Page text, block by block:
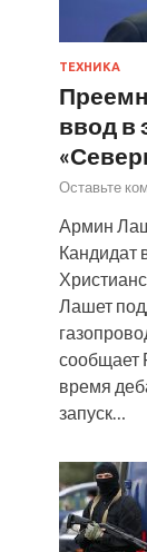
ТЕХНИКА
ввод в
Оставьте
Армин
Кандидат
Лашет
сообщает
время
запуск…